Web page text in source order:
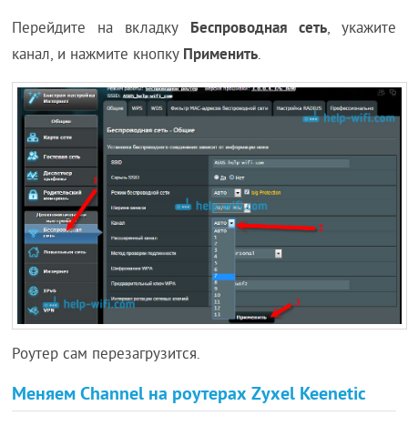
Перейдите на вкладку Беспроводная сеть, укажите
канал, и нажмите кнопку Применить.
Роутер сам перезагрузится.
Меняем Channel на роутерах Zyxel Keenetic